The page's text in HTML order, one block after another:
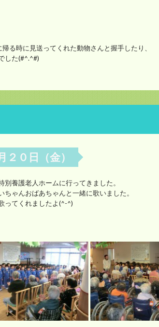
る時に見送ってくれた動物さんと握手したり、
した(#^.^#)
０日（金）
養護老人ホームに行ってきました。
ゃんおばあちゃんと一緒に歌いました。
ってくれましたよ(^-^)